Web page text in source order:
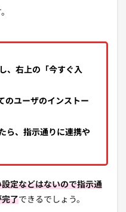
、右上の「今すぐ入
のユーザのインストー
ら、指示通りに連携や
定などはないので指示通
完了できるでしょう。